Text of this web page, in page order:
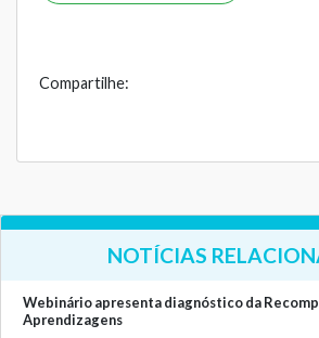
Compartilhe:
NOTÍCIAS
Webinário apresenta diagnóstico da
Aprendizagens